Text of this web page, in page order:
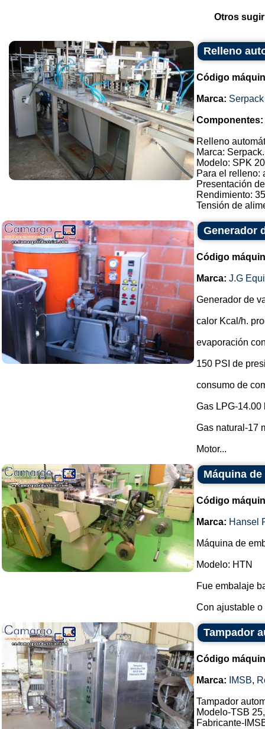
Otros
Relleno
Código
Marca: Serpack
Componentes:
Relleno
Marca: Serpack.
Modelo: SPK
Para el relleno:
Presentación
Rendimiento:
Tensión de
Generador
Código
Marca: J.G
Generador de
calor Kcal/h.
evaporación
150 PSI de
consumo de
Gas LPG-14.00
Gas natural-17
Motor...
Máquina
Código
Marca: Hansel
Máquina de
Modelo: HTN
Fue embalaje
Con ajustable o
Tampador
Código
Marca: IMSB,
Tampador
Modelo-TSB
Fabricante-